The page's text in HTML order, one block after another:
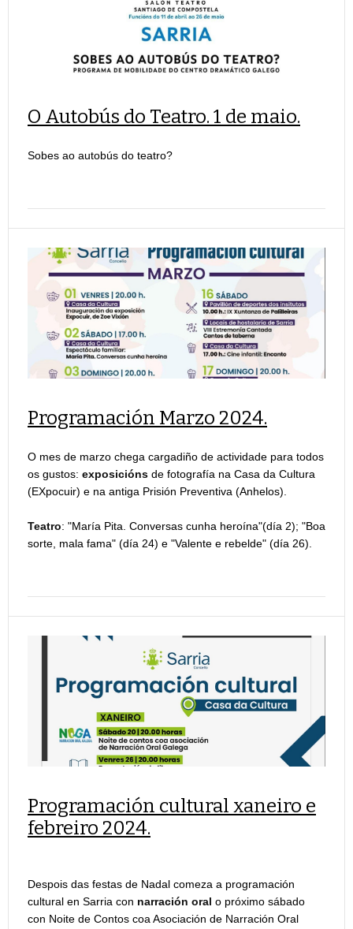
O Autobús do Teatro. 1 de maio.
Sobes ao autobús do teatro?
Programación Marzo 2024.
O mes de marzo chega cargadiño de actividade para todos
os gustos: exposicións de fotografía na Casa da Cultura
(EXpocuir) e na antiga Prisión Preventiva (Anhelos).
Teatro: "María Pita. Conversas cunha heroína"(día 2); "Boa
sorte, mala fama" (día 24) e "Valente e rebelde" (día 26).
Programación cultural xaneiro e
febreiro 2024.
Despois das festas de Nadal comeza a programación
cultural en Sarria con narración oral o próximo sábado
con Noite de Contos coa Asociación de Narración Oral